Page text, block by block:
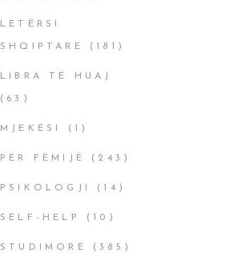
LETËRSI
SHQIPTARE (181)
LIBRA TË HUAJ
(63)
MJEKËSI (1)
PËR FËMIJË (243)
PSIKOLOGJI (14)
SELF-HELP (10)
STUDIMORË (385)